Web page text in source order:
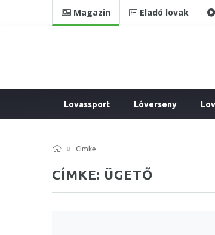
Magazin Eladó lovak
Lovassport Lóverseny
Címke
CÍMKE: ÜGETŐ